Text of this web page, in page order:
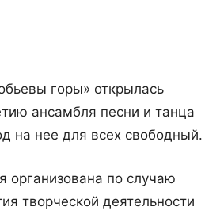
горы» открылась
ансамбля песни и танца
на нее для всех свободный.
организована по случаю
творческой деятельности